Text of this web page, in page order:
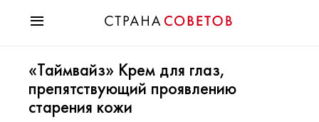
Мода
Звезды
Гороскопы
«Таймвайз» Крем для глаз,
препятствующий проявлению
старения кожи